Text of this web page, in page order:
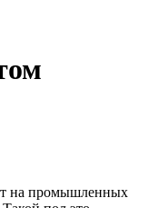
на промышленных